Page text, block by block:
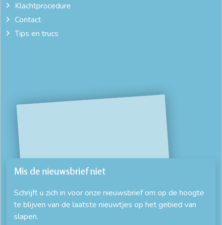
Klachtprocedure
Contact
Tips en trucs
Mis de nieuwsbrief niet
Schrijft u zich in voor onze nieuwsbrief om op de hoogte
te blijven van de laatste nieuwtjes op het gebied van
slapen.